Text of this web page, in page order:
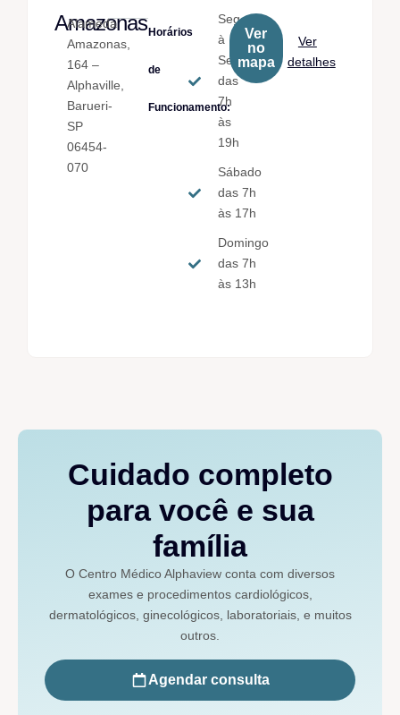
Amazonas
Alameda
Amazonas,
164 –
Alphaville,
Barueri-
SP
06454-
070
Horários
de
Funcionamento:
Seg.
à
Sex.
das
7h
às
19h
Sábado
das 7h
às 17h
Domingo
das 7h
às 13h
Ver
no
mapa
Ver
detalhes
Cuidado completo
para você e sua
família
O Centro Médico Alphaview conta com diversos
exames e procedimentos cardiológicos,
dermatológicos, ginecológicos, laboratoriais, e muitos
outros.
Agendar consulta